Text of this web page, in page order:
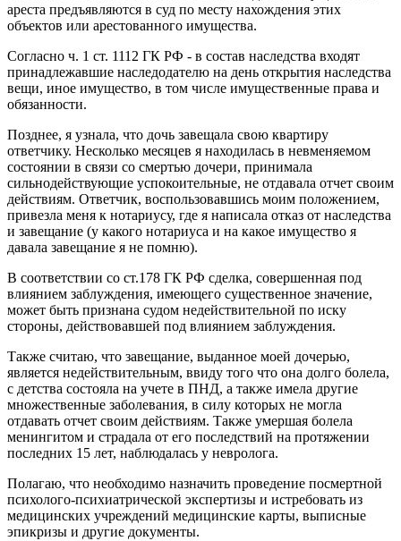
ареста предъявляются в суд по месту нахождения этих
объектов или арестованного имущества.
Согласно ч. 1 ст. 1112 ГК РФ - в состав наследства входят
принадлежавшие наследодателю на день открытия наследства
вещи, иное имущество, в том числе имущественные права и
обязанности.
Позднее, я узнала, что дочь завещала свою квартиру
ответчику. Несколько месяцев я находилась в невменяемом
состоянии в связи со смертью дочери, принимала
сильнодействующие успокоительные, не отдавала отчет своим
действиям. Ответчик, воспользовавшись моим положением,
привезла меня к нотариусу, где я написала отказ от наследства
и завещание (у какого нотариуса и на какое имущество я
давала завещание я не помню).
В соответствии со ст.178 ГК РФ сделка, совершенная под
влиянием заблуждения, имеющего существенное значение,
может быть признана судом недействительной по иску
стороны, действовавшей под влиянием заблуждения.
Также считаю, что завещание, выданное моей дочерью,
является недействительным, ввиду того что она долго болела,
с детства состояла на учете в ПНД, а также имела другие
множественные заболевания, в силу которых не могла
отдавать отчет своим действиям. Также умершая болела
менингитом и страдала от его последствий на протяжении
последних 15 лет, наблюдалась у невролога.
Полагаю, что необходимо назначить проведение посмертной
психолого-психиатрической экспертизы и истребовать из
медицинских учреждений медицинские карты, выписные
эпикризы и другие документы.